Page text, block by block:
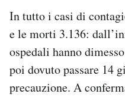
In tutto i casi di
e le morti 3.136:
ospedali hanno
poi dovuto passare 14
precauzione. A